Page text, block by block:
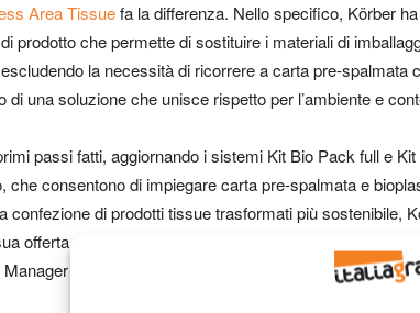
Area Tissuefa la differenza. Nello specifico, Körber
prodotto che permette di sostituire i materiali di
la necessità di ricorrere a carta pre-spalmata
di una soluzione che unisce rispetto per l’ambiente e
passi fatti, aggiornando i sistemi Kit Bio Pack full e
che consentono di impiegare carta pre-spalmata e
confezione di prodotti tissue trasformati più sostenibile,
offerta per rendere ancora più vantaggiosi gli
– Packaging & Digital Körber Business Area